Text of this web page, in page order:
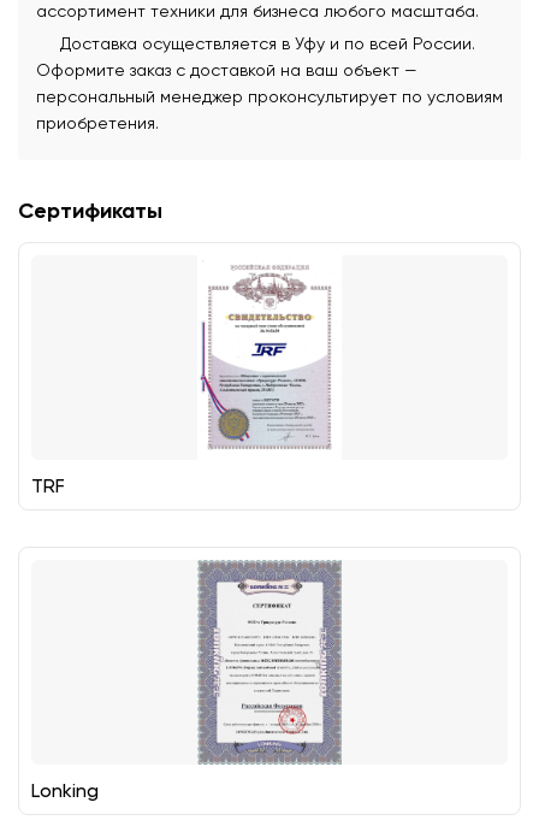
ассортимент техники для бизнеса любого масштаба.
Доставка осуществляется в Уфу и по всей России.
Оформите заказ с доставкой на ваш объект —
персональный менеджер проконсультирует по условиям
приобретения.
Сертификаты
TRF
Lonking